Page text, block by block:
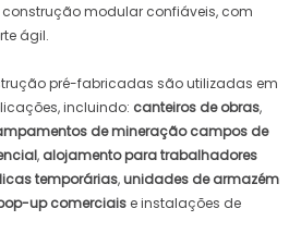
modular confiáveis, com
ágil.
pré-fabricadas são utilizadas em
incluindo: canteiros de obras,
de mineração campos de
, alojamento para trabalhadores
temporárias,unidades de armazém
up comerciais e instalações de